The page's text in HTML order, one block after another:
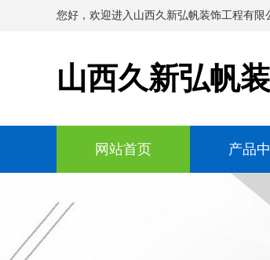
您好，欢迎进入山西久新弘帆装饰工程有限
山西久新弘帆
网站首页 产品